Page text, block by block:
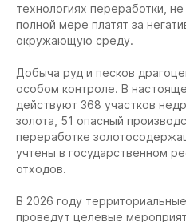
технологиях переработки,
полной мере платят за
окружающую среду.
Добыча руд и песков
особом контроле. В
действуют 368 участков
золота, 51 опасный
переработке
учтены в государственном
отходов.
В 2026 году
проведут целевые